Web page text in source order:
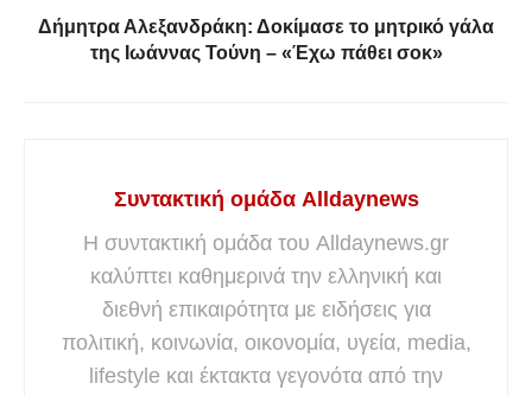
Δήμητρα Αλεξανδράκη: Δοκίμασε το μητρικό γάλα
της Ιωάννας Τούνη – «Έχω πάθει σοκ»
Συντακτική ομάδα Alldaynews
Η συντακτική ομάδα του Alldaynews.gr
καλύπτει καθημερινά την ελληνική και
διεθνή επικαιρότητα με ειδήσεις για
πολιτική, κοινωνία, οικονομία, υγεία, media,
lifestyle και έκτακτα γεγονότα από την